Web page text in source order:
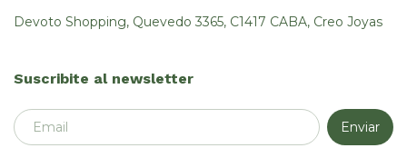
Devoto Shopping, Quevedo 3365, C1417 CABA, Creo Joyas
Suscribite al newsletter